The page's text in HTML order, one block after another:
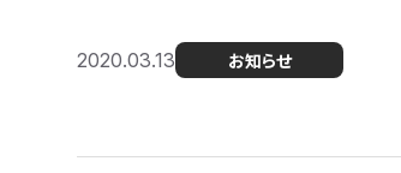
2020.03.13 お知らせ